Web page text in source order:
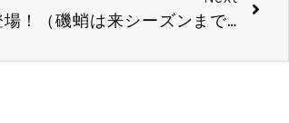
【地イカと九条ネギのペペロンチーノ】登場！（磯蛸は来シーズンまでお休みです）